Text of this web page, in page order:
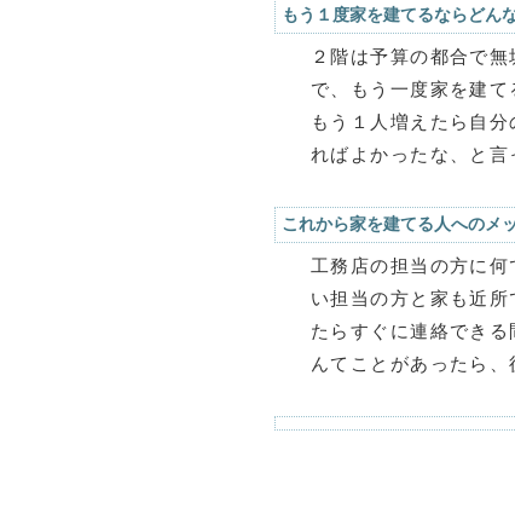
もう１度家を建てるならどん
２階は予算の都合で
で、もう一度家を建
もう１人増えたら自
ればよかったな、と言
これから家を建てる人へのメ
工務店の担当の方に
い担当の方と家も近
たらすぐに連絡でき
んてことがあったら、